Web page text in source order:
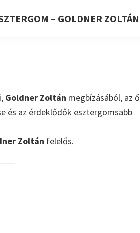
– GOLDNER ZOLTÁN
Goldner Zoltán megbízásából, az ő
és az érdeklődők esztergomsabb
Zoltán felelős.